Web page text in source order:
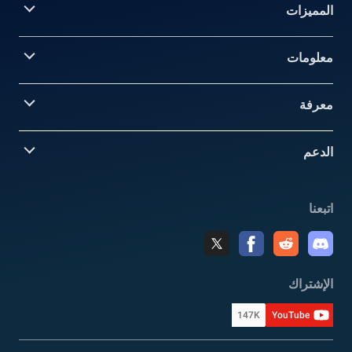
المميزات
معلومات‎
معرفة
الدعم
اتبعنا
الإشتراك
YouTube
147K